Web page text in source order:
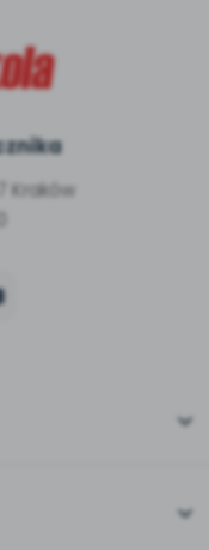
Kraków